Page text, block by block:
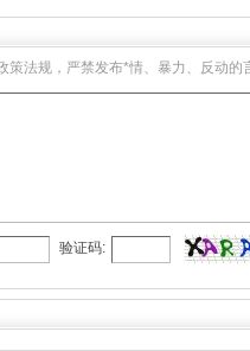
策法规，严禁发布*情、暴力、反动的
验证码: